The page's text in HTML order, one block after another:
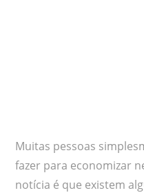
Muitas pessoas
fazer para economizar
notícia é que existem